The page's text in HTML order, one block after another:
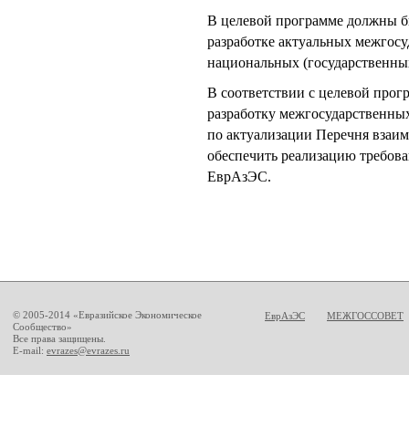
В целевой программе должны
разработке актуальных
национальных
В соответствии с целевой
разработку
по актуализации Перечня
обеспечить реализацию
ЕврАзЭС.
© 2005-2014 «Евразийское Экономическое
Сообщество»
Все права защищены.
E-mail: evrazes@evrazes.ru
ЕврАзЭС МЕЖГОССОВЕТ